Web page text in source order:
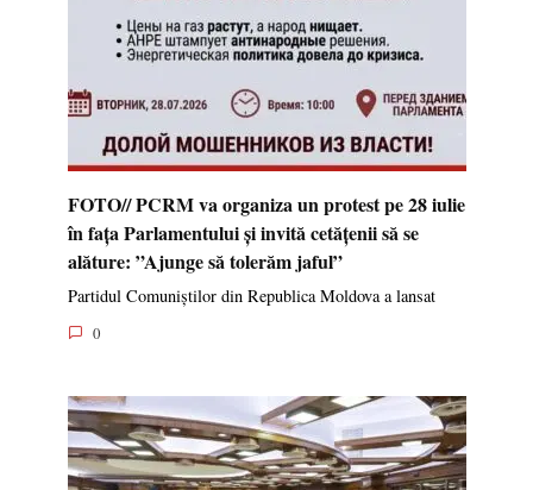
FOTO// PCRM va organiza un protest pe 28 iulie
în fața Parlamentului și invită cetățenii să se
alăture: ”Ajunge să tolerăm jaful”
Partidul Comuniștilor din Republica Moldova a lansat
0